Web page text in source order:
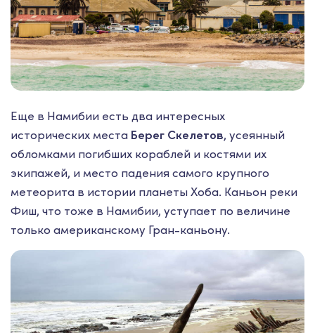
Еще в Намибии есть два интересных
исторических места Берег Скелетов, усеянный
обломками погибших кораблей и костями их
экипажей, и место падения самого крупного
метеорита в истории планеты Хоба. Каньон реки
Фиш, что тоже в Намибии, уступает по величине
только американскому Гран-каньону.